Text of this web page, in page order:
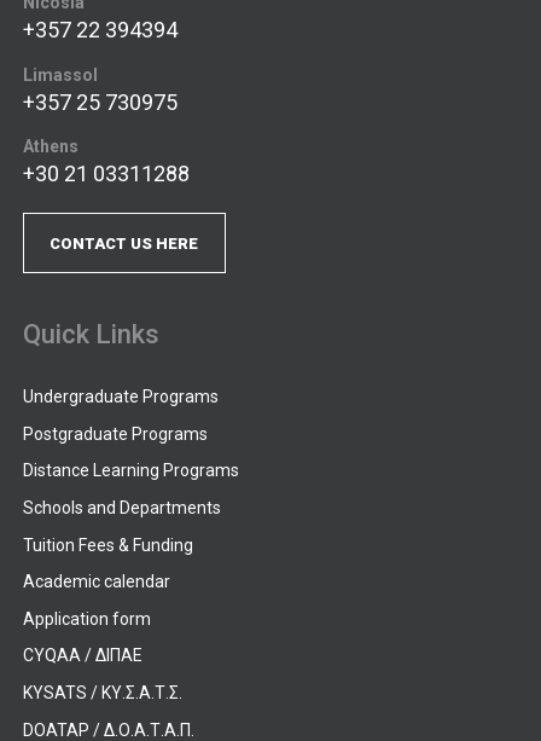
+357 22 394394
Limassol
+357 25 730975
Athens
+30 21 03311288
CONTACT US HERE
Quick Links
Undergraduate Programs
Postgraduate Programs
Distance Learning Programs
Schools and Departments
Tuition Fees & Funding
Academic calendar
Application form
CYQAA / ΔΙΠΑΕ
KYSATS / ΚΥ.Σ.Α.Τ.Σ.
DOATAP / Δ.Ο.Α.Τ.Α.Π.